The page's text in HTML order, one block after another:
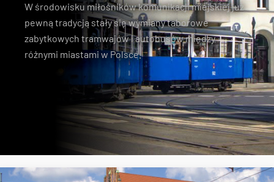
W środowisku miłośników komunikacji miejskiej już
pewną tradycją stały się wymiany taborowe
zabytkowych tramwajów i autobusów między
różnymi miastami w Polsce.